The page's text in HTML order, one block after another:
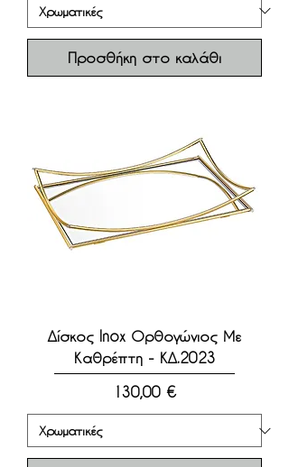
Προσθήκη στο καλάθι
Δίσκος Inox Ορθογώνιος Με
Καθρέπτη - ΚΔ.2023
Τιμή
130,00 €